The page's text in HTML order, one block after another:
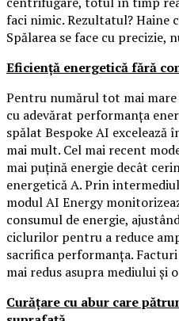
faci nimic. Rezultatul? Haine
Spălarea se face cu precizie,
Eficiență energetică fără
Pentru numărul tot mai mare
cu adevărat performanța
spălat Bespoke AI excelează
mai mult. Cel mai recent
mai puțină energie decât
energetică A. Prin
modul AI Energy
consumul de energie,
ciclurilor pentru a reduce
sacrifica performanța.
mai redus asupra mediului și
Curățare cu abur care